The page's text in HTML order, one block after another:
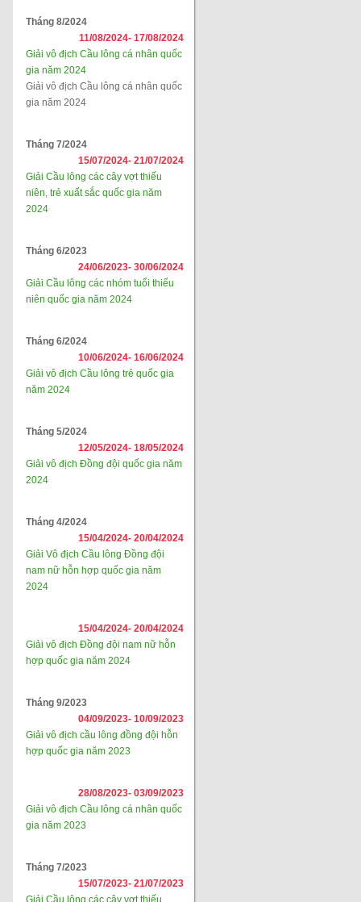
Tháng 8/2024
11/08/2024- 17/08/2024
Giải vô địch Cầu lông cá nhân quốc
gia năm 2024
Giải vô địch Cầu lông cá nhân quốc
gia năm 2024
Tháng 7/2024
15/07/2024- 21/07/2024
Giải Cầu lông các cây vợt thiếu
niên, trẻ xuất sắc quốc gia năm
2024
Tháng 6/2023
24/06/2023- 30/06/2024
Giải Cầu lông các nhóm tuổi thiếu
niên quốc gia năm 2024
Tháng 6/2024
10/06/2024- 16/06/2024
Giải vô địch Cầu lông trẻ quốc gia
năm 2024
Tháng 5/2024
12/05/2024- 18/05/2024
Giải vô địch Đồng đội quốc gia năm
2024
Tháng 4/2024
15/04/2024- 20/04/2024
Giải Vô địch Cầu lông Đồng đội
nam nữ hỗn hợp quốc gia năm
2024
15/04/2024- 20/04/2024
Giải vô địch Đồng đội nam nữ hỗn
hợp quốc gia năm 2024
Tháng 9/2023
04/09/2023- 10/09/2023
Giải vô địch cầu lông đồng đội hỗn
hợp quốc gia năm 2023
28/08/2023- 03/09/2023
Giải vô địch Cầu lông cá nhân quốc
gia năm 2023
Tháng 7/2023
15/07/2023- 21/07/2023
Giải Cầu lông các cây vợt thiếu